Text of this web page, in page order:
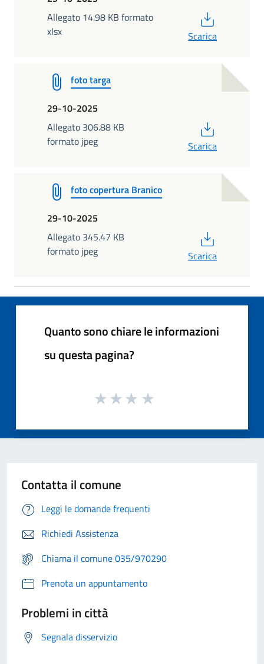
Allegato 14.98 KB formato
xlsx
Scarica
foto targa
29-10-2025
Allegato 306.88 KB
formato jpeg
Scarica
foto copertura Branico
29-10-2025
Allegato 345.47 KB
formato jpeg
Scarica
Quanto sono chiare le informazioni
su questa pagina?
Contatta il comune
Leggi le domande frequenti
Richiedi Assistenza
Chiama il comune 035/970290
Prenota un appuntamento
Problemi in città
Segnala disservizio